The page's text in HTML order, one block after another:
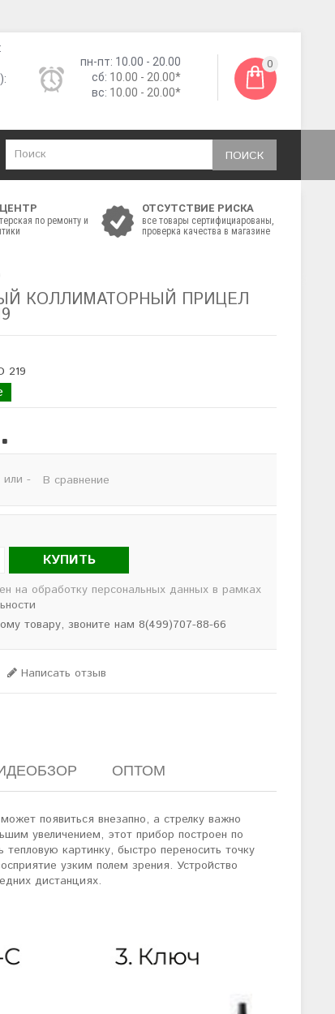
пн-пт: 10.00 - 20.00
сб: 10.00 - 20.00*
вс: 10.00 - 20.00*
0
ПОИСК
по ремонту и
ОТСУТСТВИЕ РИСКА
все товары сертифициарованы,
проверка качества в магазине
КОЛЛИМАТОРНЫЙ ПРИЦЕЛ
219
или - В сравнение
КУПИТЬ
на обработку персональных данных в рамках
товару, звоните нам 8(499)707-88-66
Написать отзыв
ОПТОМ
появиться внезапно, а стрелку важно
увеличением, этот прибор построен по
картинку, быстро переносить точку
узким полем зрения. Устройство
дистанциях.